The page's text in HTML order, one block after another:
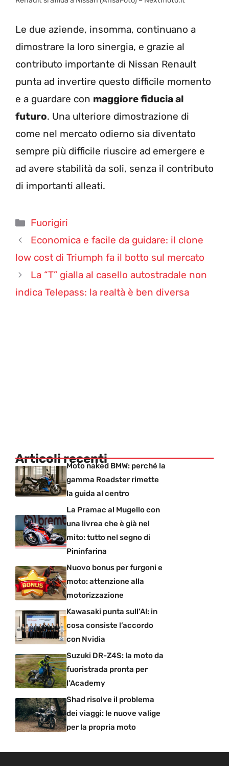
Le due aziende, insomma, continuano a
dimostrare la loro sinergia, e grazie al
contributo importante di Nissan Renault
punta ad invertire questo difficile momento
e a guardare con maggiore fiducia al
futuro. Una ulteriore dimostrazione di
come nel mercato odierno sia diventato
sempre più difficile riuscire ad emergere e
ad avere stabilità da soli, senza il contributo
di importanti alleati.
Categorie
Fuorigiri
Economica e facile da guidare: il clone
low cost di Triumph fa il botto sul mercato
La “T” gialla al casello autostradale non
indica Telepass: la realtà è ben diversa
Articoli recentiMoto naked BMW: perché la
gamma Roadster rimette
la guida al centro
La Pramac al Mugello con
una livrea che è già nel
mito: tutto nel segno di
Pininfarina
Nuovo bonus per furgoni e
moto: attenzione alla
motorizzazione
Kawasaki punta sull’AI: in
cosa consiste l’accordo
con Nvidia
Suzuki DR-Z4S: la moto da
fuoristrada pronta per
l’Academy
Shad risolve il problema
dei viaggi: le nuove valige
per la propria moto